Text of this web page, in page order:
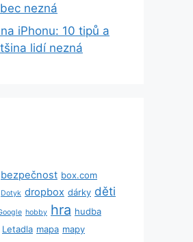
nezná
iPhonu: 10 tipů a
lidí nezná
bezpečnost box.com
Dotyk dropbox dárky děti
hobby hra hudba
Letadla mapa mapy